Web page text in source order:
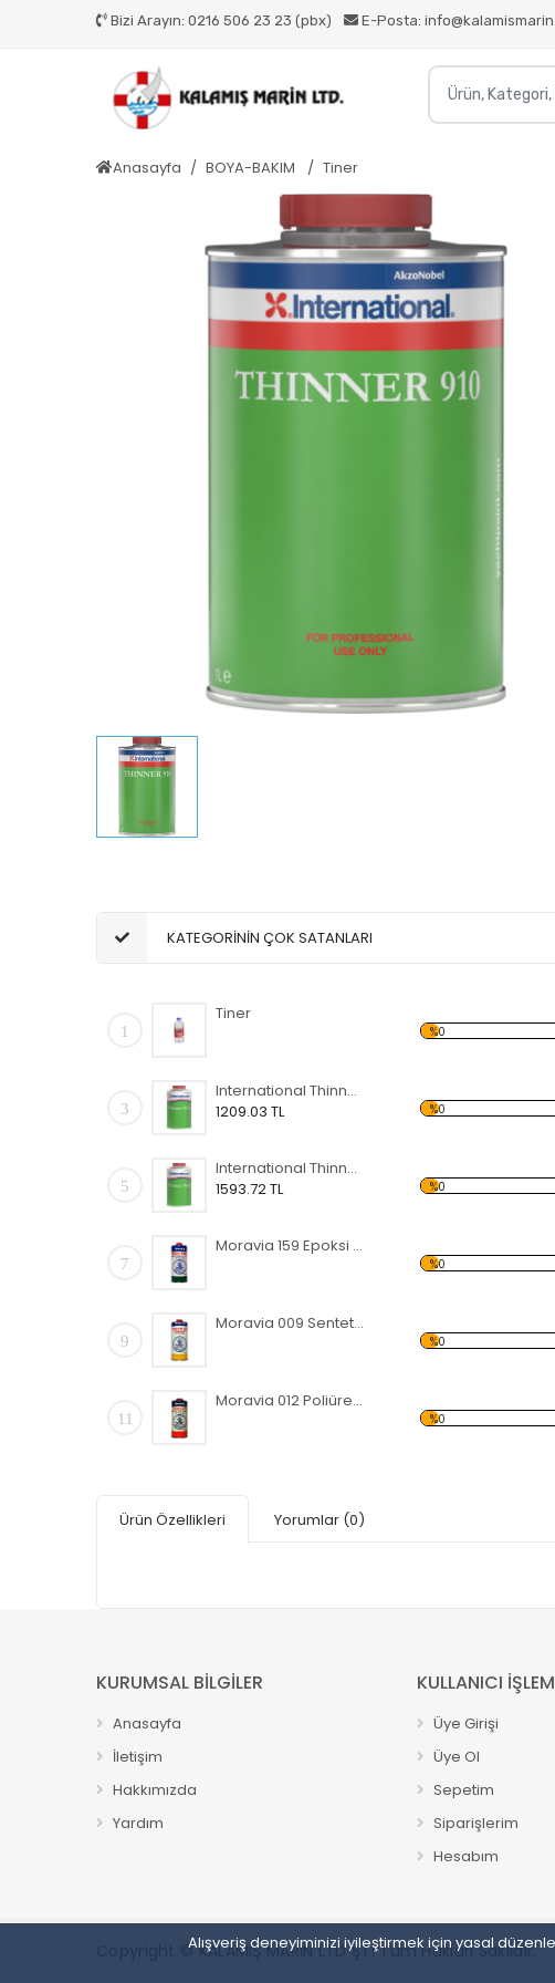
Bizi Arayın: 0216 506 23 23 (pbx) E-Posta:
Anasayfa BOYA-BAKIM Tiner
KATEGORİNİN ÇOK SATANLARI
1
Tiner
%0
3
International Thinner No:3
1209.03 TL
%0
5
International Thinner No:9
1593.72 TL
%0
7
Moravia 159 Epoksi Tiner
%0
9
Moravia 009 Sentetik Tiner
%0
11
Moravia 012 Poliüretan Tiner
%0
Ürün Özellikleri Yorumlar (0)
Alışveriş deneyiminizi iyileştirmek için yasal
KURUMSAL BİLGİLER
Anasayfa
İletişim
Hakkımızda
Yardım
KULLANICI
Üye Girişi
Üye Ol
Sepetim
Siparişlerim
Hesabım
Copyright © KALAMIŞ MARİN LTD ŞTİ Tüm Hakları Saklıdır.